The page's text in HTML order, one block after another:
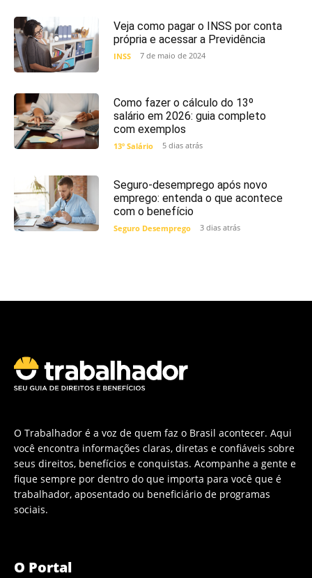
Veja como pagar o INSS por conta
própria e acessar a Previdência
INSS 7 de maio de 2024
Como fazer o cálculo do 13º
salário em 2026: guia completo
com exemplos
13º Salário 5 dias atrás
Seguro-desemprego após novo
emprego: entenda o que acontece
com o benefício
Seguro Desemprego 3 dias atrás
O Trabalhador é a voz de quem faz o Brasil acontecer. Aqui
você encontra informações claras, diretas e confiáveis sobre
seus direitos, benefícios e conquistas. Acompanhe a gente e
fique sempre por dentro do que importa para você que é
trabalhador, aposentado ou beneficiário de programas
sociais.
O Portal